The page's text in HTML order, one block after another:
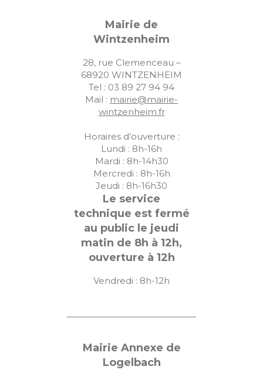
Mairie de
Wintzenheim
28, rue Clemenceau –
68920 WINTZENHEIM
Tel : 03 89 27 94 94
Mail : mairie@mairie-
wintzenheim.fr
Horaires d’ouverture :
Lundi : 8h-16h
Mardi : 8h-14h30
Mercredi : 8h-16h
Jeudi : 8h-16h30
Le service
technique est fermé
au public le jeudi
matin de 8h à 12h,
ouverture à 12h
Vendredi : 8h-12h
Mairie Annexe de
Logelbach